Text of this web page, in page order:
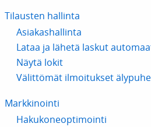
Tilausten hallinta
Asiakashallinta
Lataa ja lähetä laskut
Näytä lokit
Välittömät ilmoitukset
Markkinointi
Hakukoneoptimointi